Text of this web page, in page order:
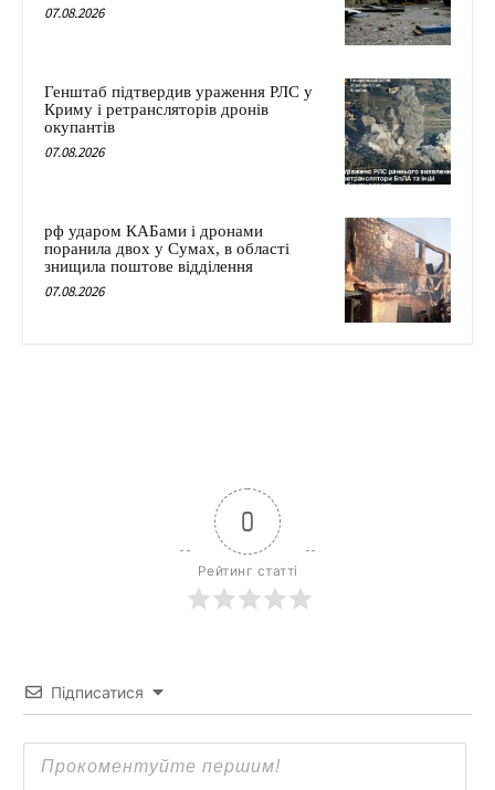
07.08.2026
Генштаб підтвердив ураження РЛС у
Криму і ретрансляторів дронів
окупантів
07.08.2026
рф ударом КАБами і дронами
поранила двох у Сумах, в області
знищила поштове відділення
07.08.2026
0
Рейтинг статті
Підписатися